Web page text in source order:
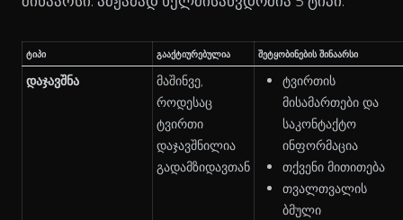
ტიპი გააქტიურებულია შეტყობინების შინაარსი
დაჯავშნა
მაშინვე,
როდესაც
ტვირთი
დაჯავშნილია
გადამზიდავთან
ტვირთის
მისამართები და
საკონტაქტო
ინფორმაცია
თქვენი მითითება
თვალთვალის
ბმული